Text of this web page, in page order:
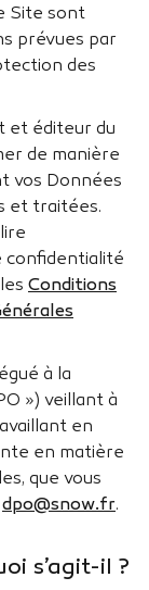
Site sont
prévues par
des
et éditeur du
de manière
vos Données
et traitées.
confidentialité
Conditions
à la
») veillant à
en
en matière
que vous
dpo@snow.fr.
s’agit-il ?